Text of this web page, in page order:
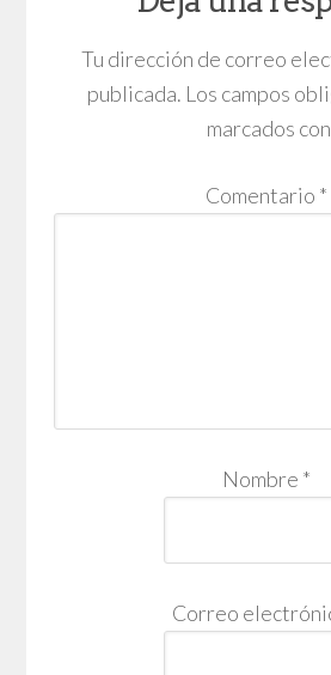
Tu dirección de correo
publicada. Los campos
marcados con
Comentario *
Nombre *
Correo